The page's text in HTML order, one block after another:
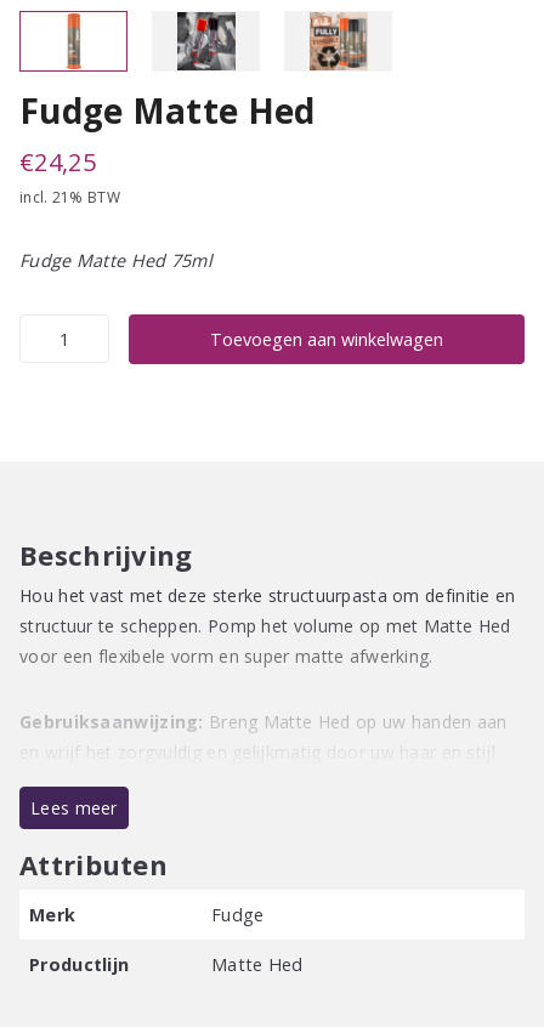
Fudge Matte Hed
€24,25
incl. 21% BTW
Fudge Matte Hed 75ml
Fudge
Toevoegen aan winkelwagen
Beschrijving
Hou het vast met deze sterke structuurpasta om definitie en
structuur te scheppen. Pomp het volume op met Matte Hed
voor een flexibele vorm en super matte afwerking.
Gebruiksaanwijzing: Breng Matte Hed op uw handen aan
en wrijf het zorgvuldig en gelijkmatig door uw haar en stijl.
Lees meer
Attributen
Merk Fudge
Productlijn Matte Hed